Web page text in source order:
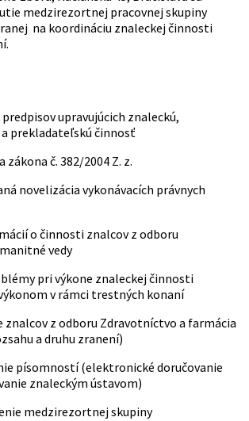
medzirezortnej pracovnej skupiny
na koordináciu znaleckej činnosti
upravujúcich znaleckú,
prekladateľskú činnosť
č. 382/2004 Z. z.
novelizácia vykonávacích právnych
o činnosti znalcov z odboru
vedy
pri výkone znaleckej činnosti
v rámci trestných konaní
z odboru Zdravotníctvo a farmácia
a druhu zranení)
(elektronické doručovanie
znaleckým ústavom)
medzirezortnej skupiny